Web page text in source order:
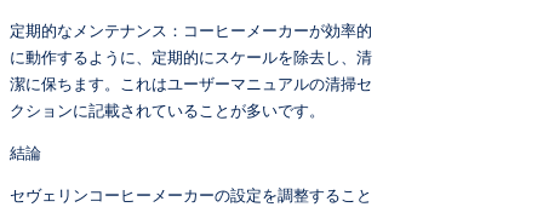
定期的なメンテナンス：コーヒーメーカーが効率的
に動作するように、定期的にスケールを除去し、清
潔に保ちます。これはユーザーマニュアルの清掃セ
クションに記載されていることが多いです。
結論
セヴェリンコーヒーメーカーの設定を調整すること